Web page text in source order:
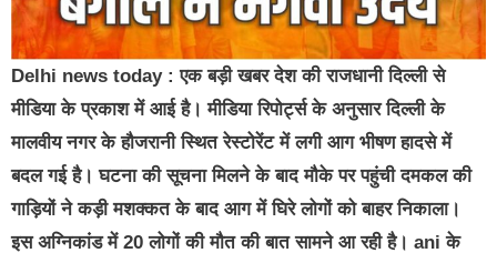
Delhi news today : एक बड़ी खबर देश की राजधानी दिल्ली से
मीडिया के प्रकाश में आई है। मीडिया रिपोर्ट्स के अनुसार दिल्ली के
मालवीय नगर के हौजरानी स्थित रेस्टोरेंट में लगी आग भीषण हादसे में
बदल गई है। घटना की सूचना मिलने के बाद मौके पर पहुंची दमकल की
गाड़ियों ने कड़ी मशक्कत के बाद आग में घिरे लोगों को बाहर निकाला।
इस अग्निकांड में 20 लोगों की मौत की बात सामने आ रही है। ani के